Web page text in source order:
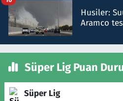
Husiler:
Aramco
Süper Lig Puan
Süper Lig